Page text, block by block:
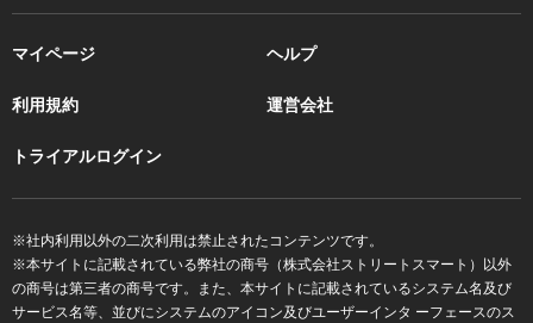
マイページ ヘルプ
利用規約 運営会社
トライアルログイン
※社内利用以外の二次利用は禁止されたコンテンツです。
※本サイトに記載されている弊社の商号（株式会社ストリートスマート）以外
の商号は第三者の商号です。また、本サイトに記載されているシステム名及び
サービス名等、並びにシステムのアイコン及びユーザーインタ ーフェースのス